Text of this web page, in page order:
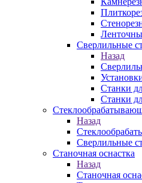
Сверлильные
Назад
Станки
Станки
Назад
Сверлильные
Станочная оснастка
Назад
Станочная